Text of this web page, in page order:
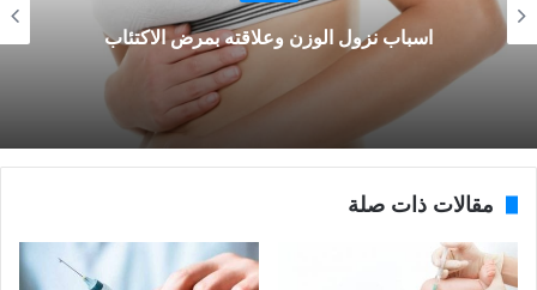
اسباب نزول الوزن وعلاقته بمرض الاكتئاب
مقالات ذات صلة